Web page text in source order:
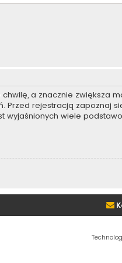
a znacznie zwiększa
rejestracją zapoznaj
wiele